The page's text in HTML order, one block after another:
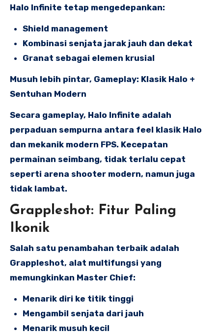
Halo Infinite tetap mengedepankan:
Shield management
Kombinasi senjata jarak jauh dan dekat
Granat sebagai elemen krusial
Musuh lebih pintar, Gameplay: Klasik Halo +
Sentuhan Modern
Secara gameplay, Halo Infinite adalah
perpaduan sempurna antara feel klasik Halo
dan mekanik modern FPS. Kecepatan
permainan seimbang, tidak terlalu cepat
seperti arena shooter modern, namun juga
tidak lambat.
Grappleshot: Fitur Paling
Ikonik
Salah satu penambahan terbaik adalah
Grappleshot, alat multifungsi yang
memungkinkan Master Chief:
Menarik diri ke titik tinggi
Mengambil senjata dari jauh
Menarik musuh kecil